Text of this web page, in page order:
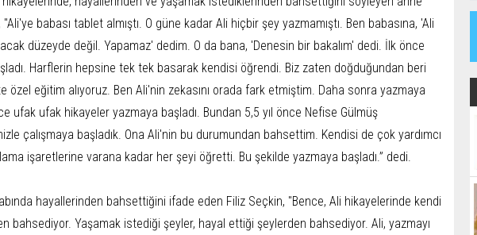
babası tablet almıştı. O güne kadar Ali hiçbir şey yazmamıştı. Ben babasına, 'Ali
düzeyde değil. Yapamaz' dedim. O da bana, 'Denesin bir bakalım' dedi. İlk önce
Harflerin hepsine tek tek basarak kendisi öğrendi. Biz zaten doğduğundan beri
özel eğitim alıyoruz. Ben Ali'nin zekasını orada fark etmiştim. Daha sonra yazmaya
ufak ufak hikayeler yazmaya başladı. Bundan 5,5 yıl önce Nefise Gülmüş
çalışmaya başladık. Ona Ali'nin bu durumundan bahsettim. Kendisi de çok yardımcı
işaretlerine varana kadar her şeyi öğretti. Bu şekilde yazmaya başladı.” dedi.
hayallerinden bahsettiğini ifade eden Filiz Seçkin, "Bence, Ali hikayelerinde kendi
bahsediyor. Yaşamak istediği şeyler, hayal ettiği şeylerden bahsediyor. Ali, yazmayı